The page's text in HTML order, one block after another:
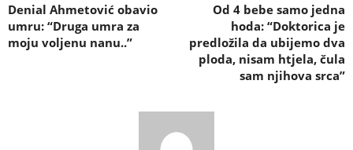
Denial Ahmetović obavio
umru: “Druga umra za
moju voljenu nanu..”
Od 4 bebe samo jedna
hoda: “Doktorica je
predložila da ubijemo dva
ploda, nisam htjela, čula
sam njihova srca”